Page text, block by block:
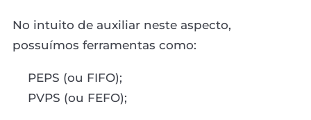
No intuito de auxiliar neste aspecto,
possuímos ferramentas como:
PEPS (ou FIFO);
PVPS (ou FEFO);